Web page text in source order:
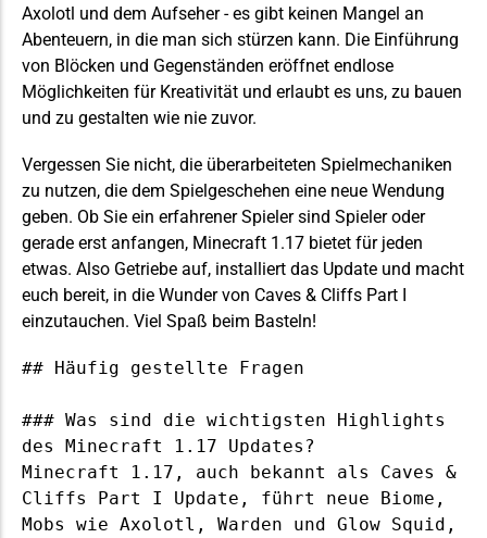
Axolotl und dem Aufseher - es gibt keinen Mangel an
Abenteuern, in die man sich stürzen kann. Die Einführung
von Blöcken und Gegenständen eröffnet endlose
Möglichkeiten für Kreativität und erlaubt es uns, zu bauen
und zu gestalten wie nie zuvor.
Vergessen Sie nicht, die überarbeiteten Spielmechaniken
zu nutzen, die dem Spielgeschehen eine neue Wendung
geben. Ob Sie ein erfahrener Spieler sind Spieleroder
gerade erst anfangen, Minecraft 1.17 bietet für jeden
etwas. Also Getriebe auf, installiert das Update und macht
euch bereit, in die Wunder von Caves & Cliffs Part I
einzutauchen. Viel Spaß beim Basteln!
## Häufig gestellte Fragen
### Was sind die wichtigsten Highlights
des Minecraft 1.17 Updates?
Minecraft 1.17, auch bekannt als Caves &
Cliffs Part I Update, führt neue Biome,
Mobs wie Axolotl, Warden und Glow Squid,